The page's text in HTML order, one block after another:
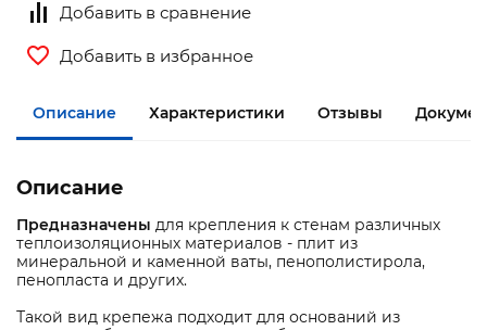
Добавить в сравнение
Добавить в избранное
Описание Характеристики Отзывы
Описание
Предназначены для крепления к стенам различных
теплоизоляционных материалов - плит из
минеральной и каменной ваты, пенополистирола,
пенопласта и других.
Такой вид крепежа подходит для оснований из